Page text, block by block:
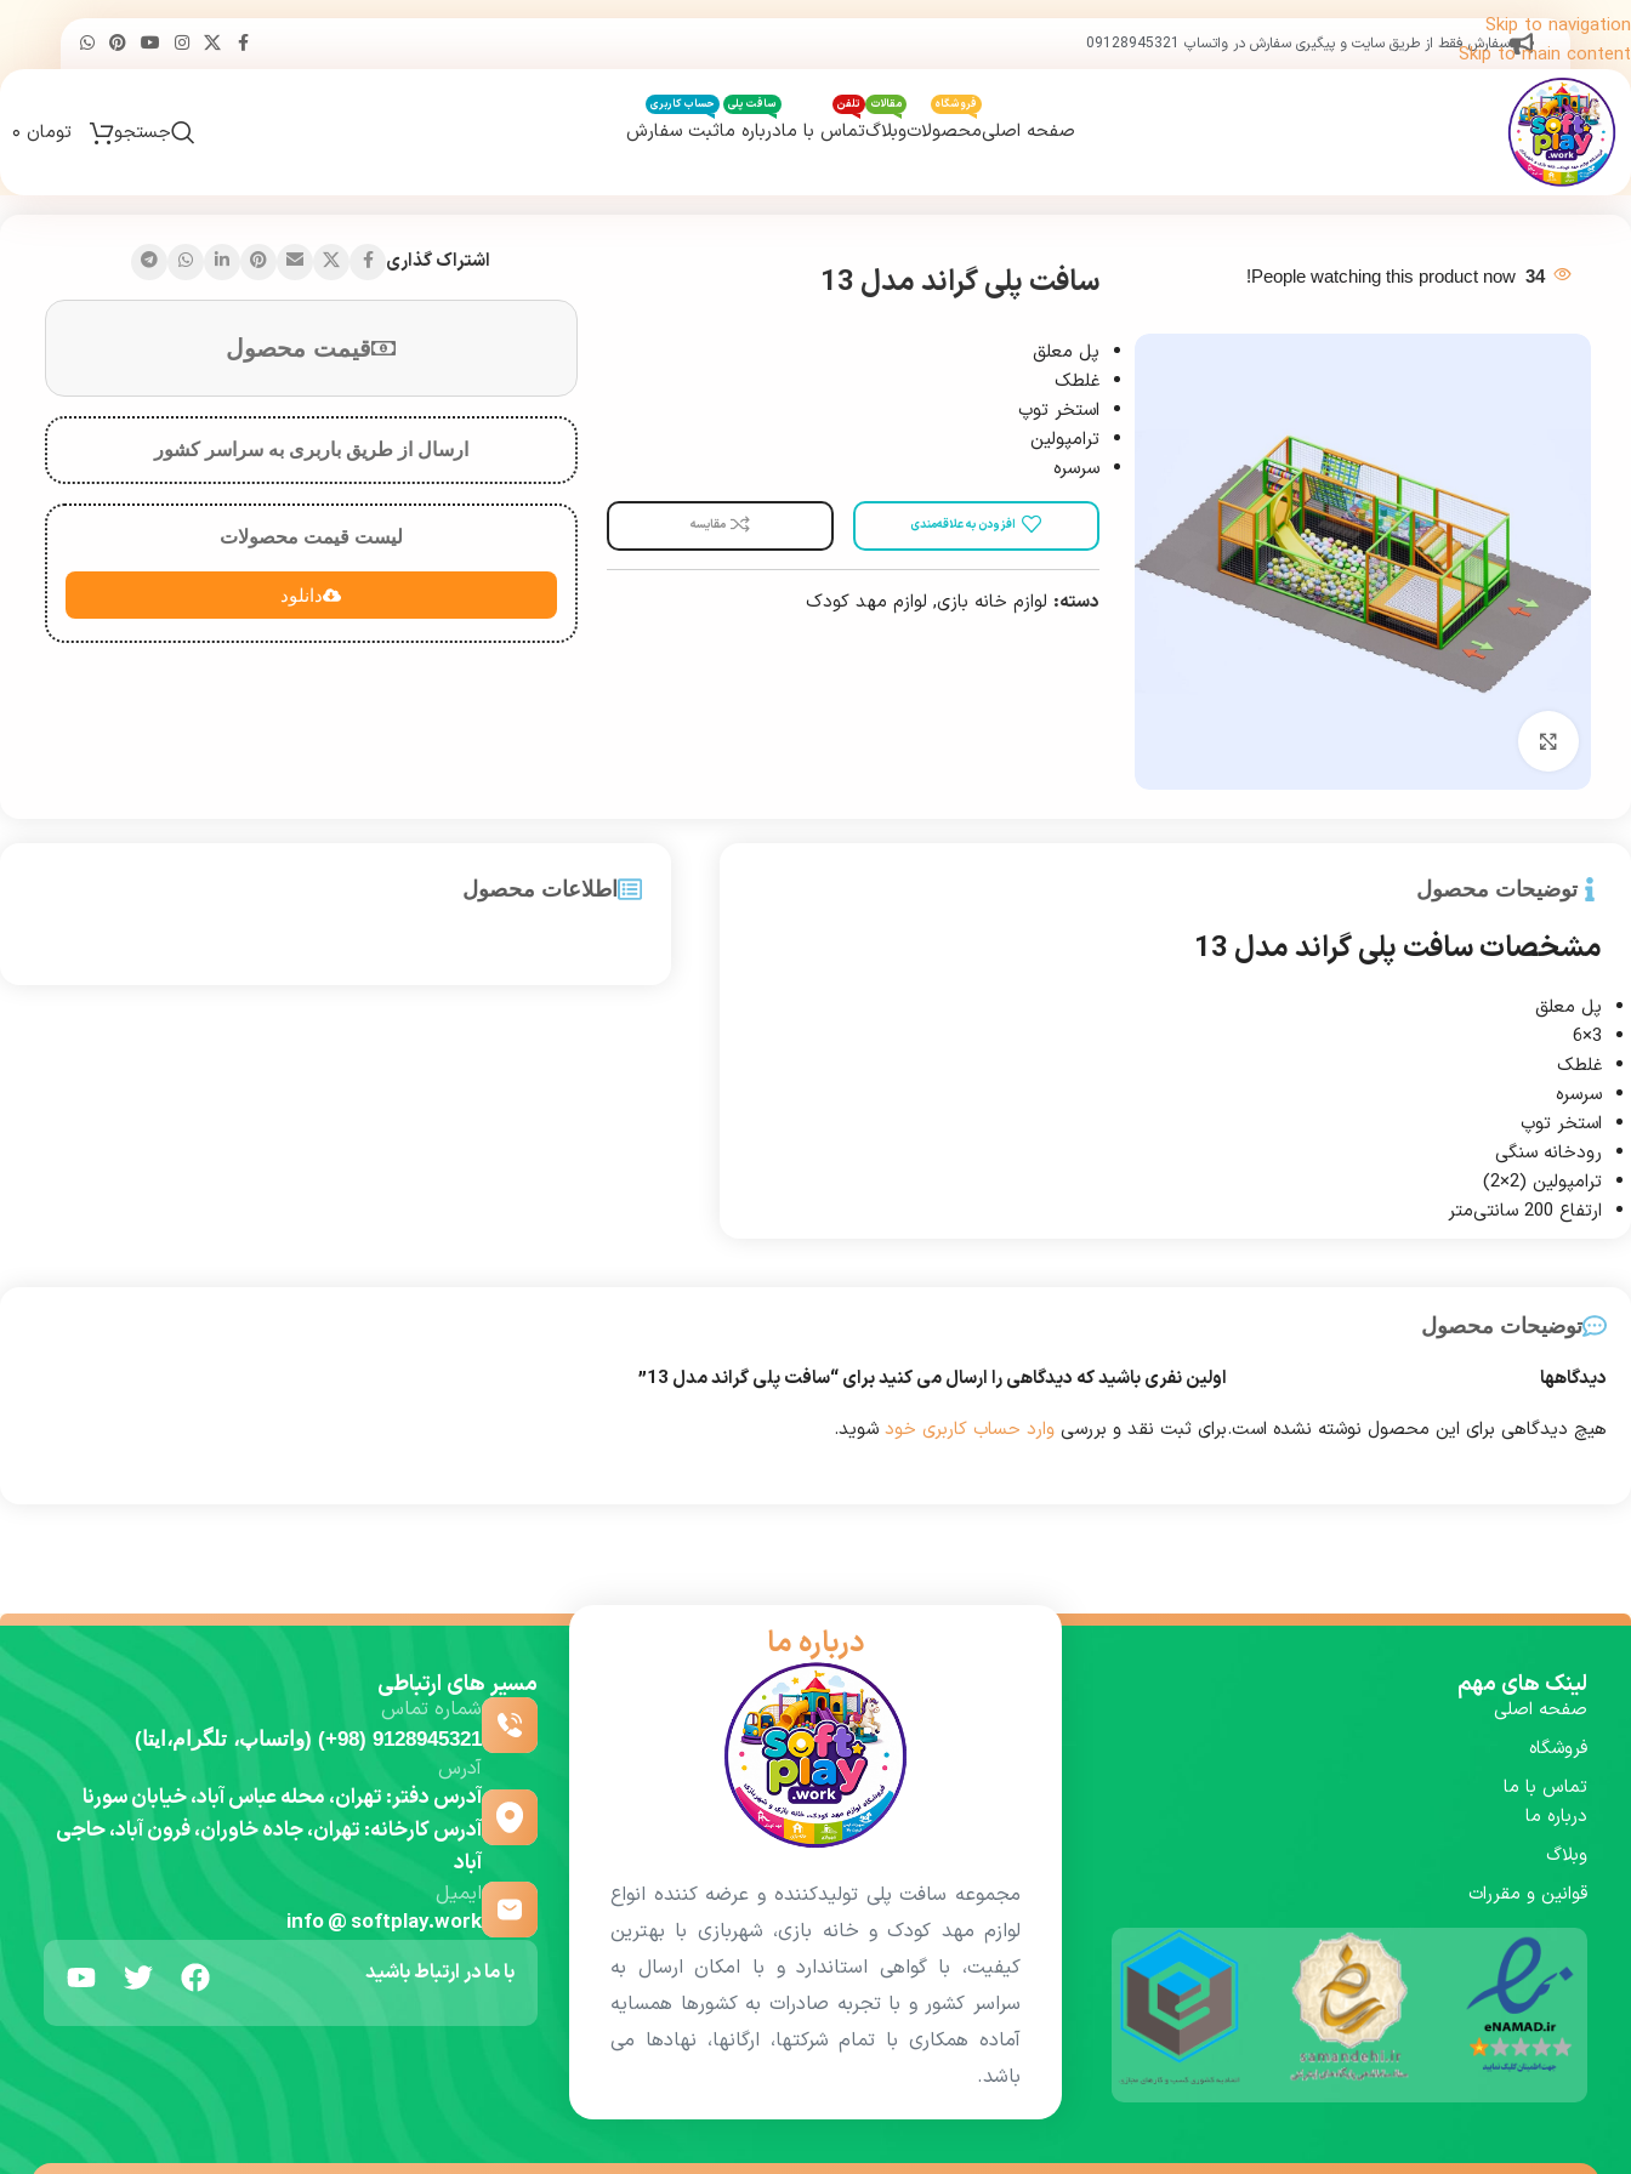
Skip to navigation
Skip to main contentسفارش فقط از طریق سایت و پیگیری سفارش در واتساپ 09128945321
صفحه اصلیمحصولات
فروشگاه
وبلاگ
مقالات
تماس با ما
تلفن
درباره ما
سافت پلی
ثبت سفارش
حساب کاربری
جستجو تومان
34
People watching this product now! سافت پلی گراند مدل 13
پل معلق
غلطک
استخر توپ
ترامپولین
سرسره
افزودن به علاقه‌مندی مقایسه
دسته: لوازم خانه بازی, لوازم مهد کودک
اشتراک گذاری
قیمت محصول
ارسال از طریق باربری به سراسر کشور
لیست قیمت محصولات
دانلود
توضیحات محصول
مشخصات سافت پلی گراند مدل 13
پل معلق
3×6
غلطک
سرسره
استخر توپ
رودخانه سنگی
ترامپولین (2×2)
ارتفاع 200 سانتی‌متر
اطلاعات محصول
توضیحات محصول
دیدگاهها
هیچ دیدگاهی برای این محصول نوشته نشده است.
اولین نفری باشید که دیدگاهی را ارسال می کنید برای “سافت پلی گراند مدل 13”
برای ثبت نقد و بررسی وارد حساب کاربری خود شوید.
لینک های مهم
صفحه اصلی
فروشگاه
تماس با ما
درباره ما
وبلاگ
قوانین و مقررات
درباره ما
مجموعه سافت پلی تولیدکننده و عرضه کننده انواع
لوازم مهد کودک و خانه بازی، شهربازی با بهترین
کیفیت، با گواهی استاندارد و با امکان ارسال به
سراسر کشور و با تجربه صادرات به کشورها همسایه
آماده همکاری با تمام شرکتها، ارگانها، نهادها می
باشد.
مسیر های ارتباطی
شماره تماس
9128945321 (98+) (واتساپ، تلگرام،ایتا)
آدرس
آدرس دفتر: تهران، محله عباس آباد، خیابان سورنا
آدرس کارخانه: تهران، جاده خاوران، فرون آباد، حاجی
آباد
ایمیل
info @ softplay.work
با ما در ارتباط باشید